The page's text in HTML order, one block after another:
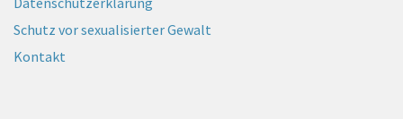
Schutz vor sexualisierter Gewalt
Kontakt